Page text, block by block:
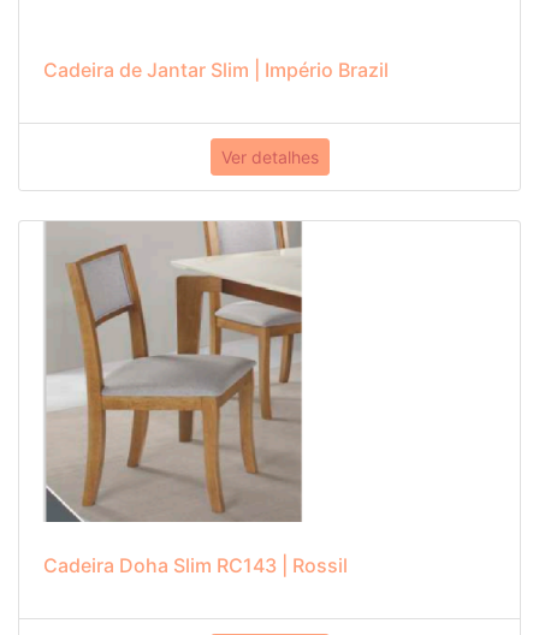
Cadeira de Jantar Slim | Império Brazil
Ver detalhes
Cadeira Doha Slim RC143 | Rossil